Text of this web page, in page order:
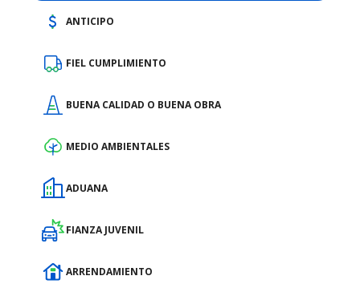
ANTICIPO
FIEL CUMPLIMIENTO
BUENA CALIDAD O BUENA OBRA
MEDIO AMBIENTALES
ADUANA
FIANZA JUVENIL
ARRENDAMIENTO